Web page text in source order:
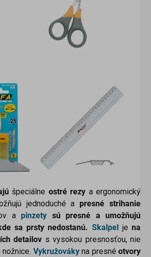
špeciálne ostré rezy a ergonomický
jednoduché a presné strihanie
a pinzety sú presné a umožňujú
sa prsty nedostanú. Skalpel je na
detailov s vysokou presnosťou, nie
Vykružováky na presnéotvory